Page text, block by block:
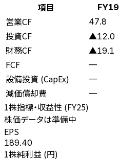
項目
FY19
営業CF 47.8
投資CF ▲12.0
財務CF ▲19.1
FCF —
設備投資 (CapEx) —
減価償却費 —
1株指標・収益性 (FY25)
株価データは準備中
EPS
189.40
1株純利益 (円)